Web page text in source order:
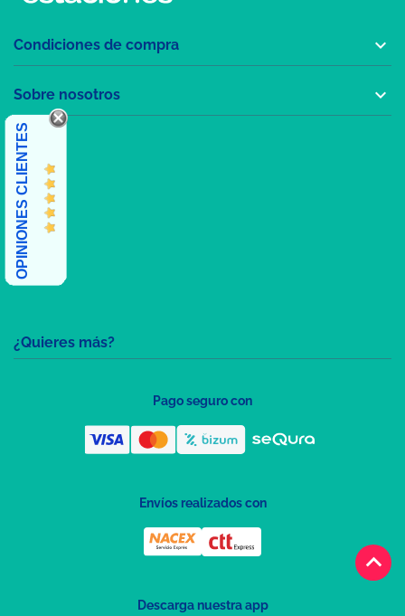
keyboard_arrow_up
¿Quieres más?
Condiciones de compra 
Sobre nosotros 
OPINIONES CLIENTES
Pago seguro con
Envíos realizados con
Descarga nuestra app